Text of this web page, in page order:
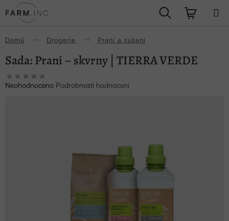
na
Hledat
Domů Drogerie Praní a sušení
Sada: Praní – skvrny | TIERRA VERDE
Průměrné
hodnocení
Neohodnoceno Podrobnosti hodnocení